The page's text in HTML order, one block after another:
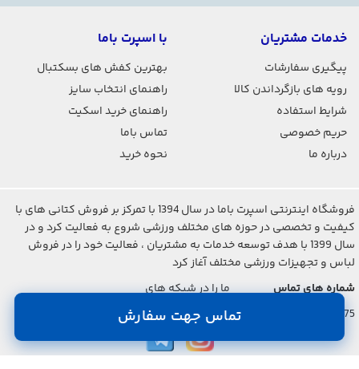
تماس جهت سفارش
خدمات مشتریان
پیگیری سفارشات
رویه های بازگرداندن کالا
شرایط استفاده
حریم خصوصی
درباره ما
با اسپرت باما
بهترین کفش های بسکتبال
راهنمای انتخاب سایز
راهنمای خرید اسکیت
تماس باما
نحوه خرید
فروشگاه اینترنتی اسپرت باما در سال 1394 با تمرکز بر فروش کتانی های با
کیفیت و تخصصی در حوزه های مختلف ورزشی شروع به فعالیت کرد و در
سال 1399 با هدف توسعه خدمات به مشتریان ، فعالیت خود را در فروش
لباس و تجهیزات ورزشی مختلف آغاز کرد
شماره های تماس
021-2842-7275
ما را در شبکه های
اجتماعی دنبال کنید